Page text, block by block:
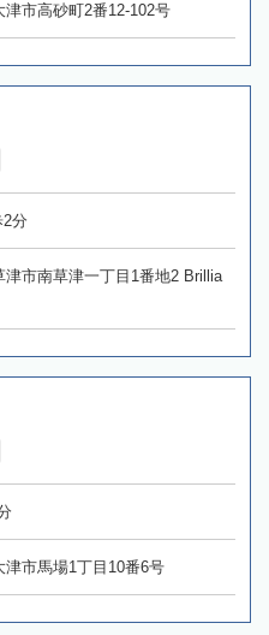
市高砂町2番12‐102号
分
津市南草津一丁目1番地2 Brillia
津市馬場1丁目10番6号